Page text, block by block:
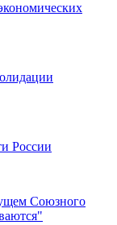
России
Союзного